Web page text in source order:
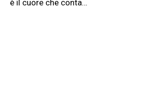
è il cuore che conta…